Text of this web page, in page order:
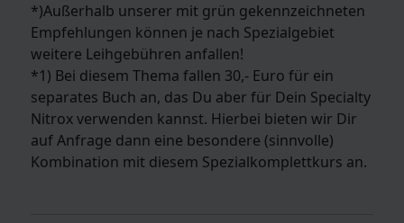
*)Außerhalb unserer mit grün gekennzeichneten
Empfehlungen können je nach Spezialgebiet
weitere Leihgebühren anfallen!
*1) Bei diesem Thema fallen 30,- Euro für ein
separates Buch an, das Du aber für Dein Specialty
Nitrox verwenden kannst. Hierbei bieten wir Dir
auf Anfrage dann eine besondere (sinnvolle)
Kombination mit diesem Spezialkomplettkurs an.